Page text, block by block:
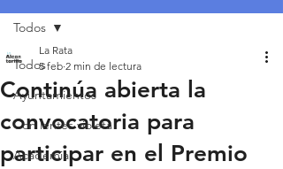
Todos
Ayuntamientos
Con lentes violeta
Academia
Todos
Continúa abierta la
convocatoria para
participar en el Premio
La Rata
5 feb 2 min de lectura